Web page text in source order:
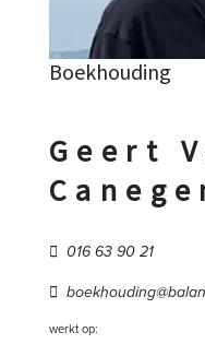
Boekhouding
Geert
016 63 90 21
werkt op: